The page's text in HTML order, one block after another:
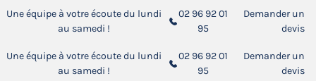
Une équipe à votre écoute du lundi
au samedi !
02 96 92 01
95
Demander un
devis
Une équipe à votre écoute du lundi
au samedi !
02 96 92 01
95
Demander un
devis